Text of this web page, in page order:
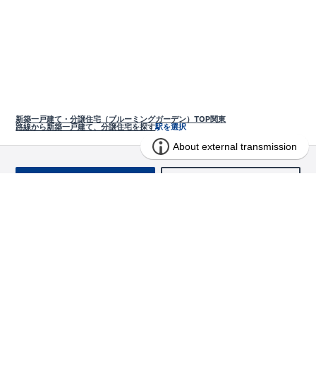
新築一戸建て・分譲住宅（ブルーミングガーデン）TOP関東
路線から新築一戸建て、分譲住宅を探す駅を選択